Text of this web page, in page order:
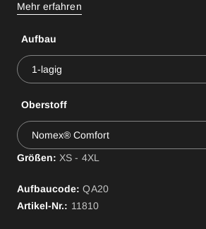
Mehr erfahren
1-lagig
Aufbau
Nomex® Comfort
Oberstoff
Größen: XS - 4XL
Aufbaucode: QA20
Artikel-Nr.: 11810